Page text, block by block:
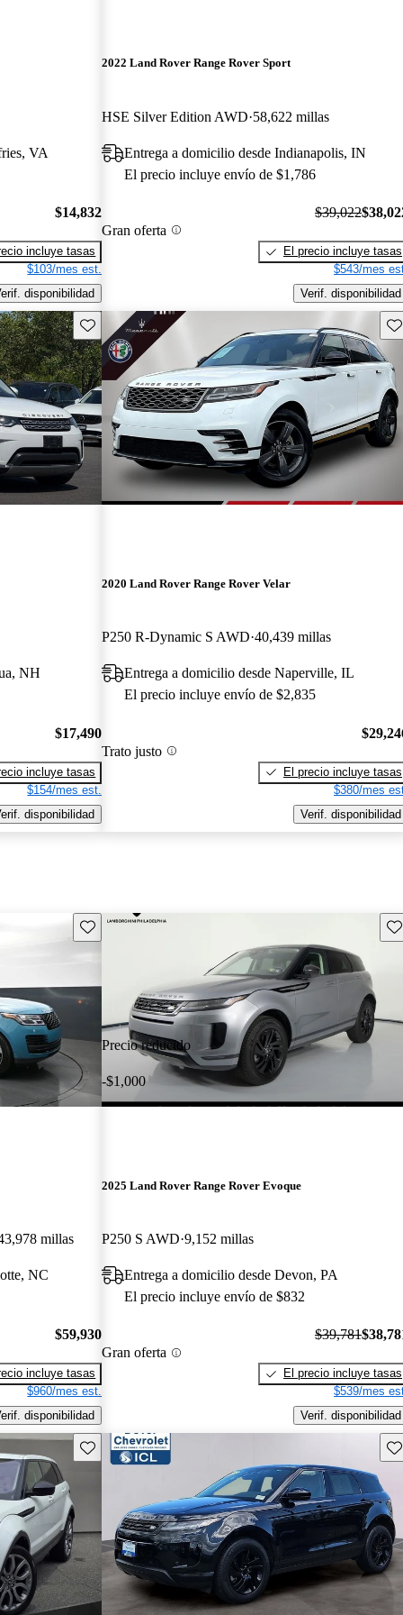
VA
$14,832
incluye tasas
$103/mes est.
disponibilidad
2022 Land Rover Range Rover Sport
HSE Silver Edition AWD 58,622 millas
Entrega a domicilio desde Indianapolis, IN
El precio incluye envío de $1,786
Gran oferta
$39,022
El precio incluye tasas
$543/mes
Verif. disponibilidad
Guarda este Aviso
NH
$17,490
incluye tasas
$154/mes est.
disponibilidad
2020 Land Rover Range Rover Velar
P250 R-Dynamic S AWD 40,439 millas
Entrega a domicilio desde Naperville, IL
El precio incluye envío de $2,835
Trato justo
El precio incluye tasas
$380/mes
Verif. disponibilidad
Guarda este Aviso
millas
NC
$59,930
incluye tasas
$960/mes est.
disponibilidad
Precio reducido
-$1,000
2025 Land Rover Range Rover Evoque
P250 S AWD 9,152 millas
Entrega a domicilio desde Devon, PA
El precio incluye envío de $832
Gran oferta
$39,781
El precio incluye tasas
$539/mes
Verif. disponibilidad
Guarda este Aviso